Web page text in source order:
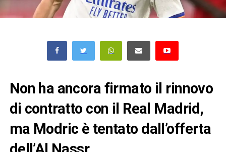
Non ha ancora firmato il rinnovo
di contratto con il Real Madrid,
ma Modric è tentato dall’offerta